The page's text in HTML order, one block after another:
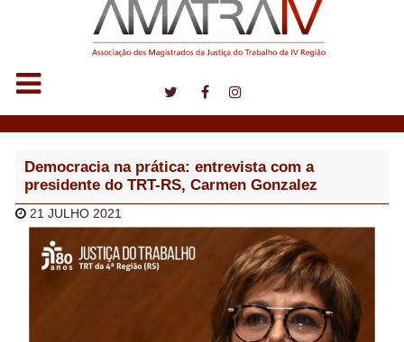
Democracia na prática: entrevista com a
presidente do TRT-RS, Carmen Gonzalez
21 JULHO 2021